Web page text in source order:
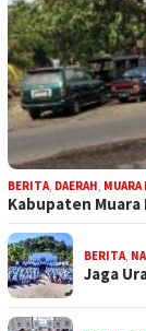
BERITA, DAERAH, MUARA
Kabupaten
BERITA,
Jaga